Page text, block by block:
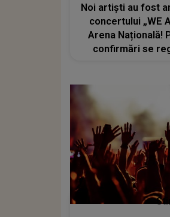
Noi artiști au fost
concertului „WE
Arena Națională!
confirmări se